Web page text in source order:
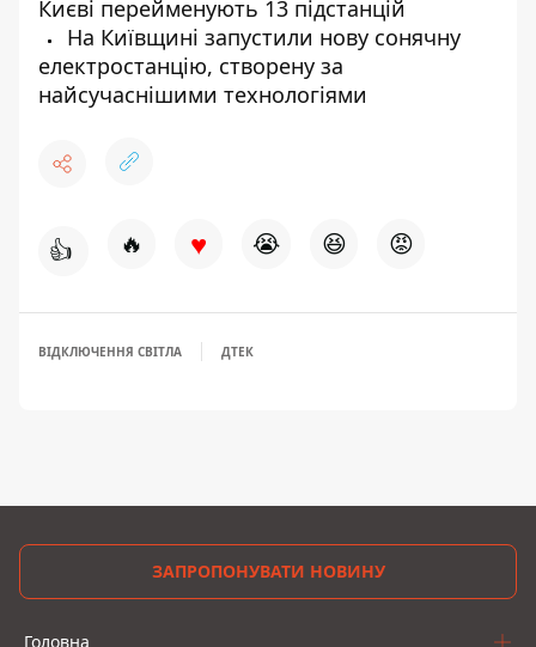
Києві перейменують 13 підстанцій
На Київщині запустили нову сонячну
електростанцію, створену за
найсучаснішими технологіями
👍 🔥 ♥ 😭 😆 😡
ВІДКЛЮЧЕННЯ СВІТЛА ДТЕК
ЗАПРОПОНУВАТИ НОВИНУ
Головна